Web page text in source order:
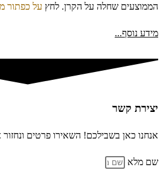
הממוצעים שחלה על הקרן. לחץ על כפתור
מידע נוסף...
יצירת קשר
אנחנו כאן בשבילכם! השאירו פרטים ונחזור
שם מלא